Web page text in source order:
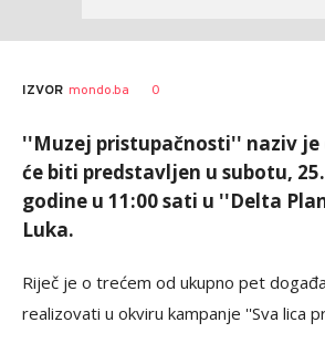
IZVOR mondo.ba 0
''Muzej pristupačnosti'' naziv
će biti predstavljen u subotu,
godine u 11:00 sati u ''Delta
Luka.
Riječ je o trećem od ukupno pet
realizovati u okviru kampanje ''Sva lica